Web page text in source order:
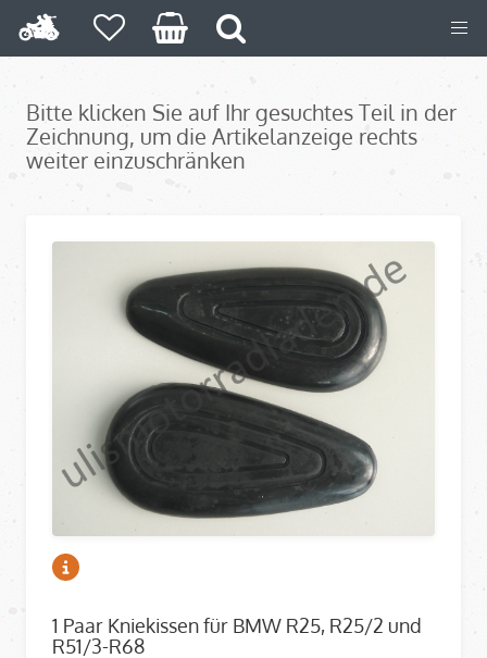
Bitte klicken Sie auf Ihr gesuchtes Teil in der
Zeichnung, um die Artikelanzeige rechts
weiter einzuschränken
1 Paar Kniekissen für BMW R25, R25/2 und
R51/3-R68